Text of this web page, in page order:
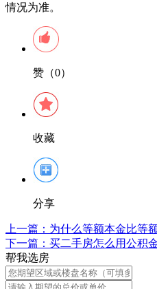
情况为准。
赞（0）
收藏
分享
上一篇： 为什么等额本金比等
下一篇： 买二手房怎么用公积
帮我选房